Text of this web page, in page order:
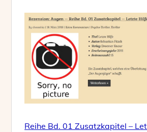
Reihe Bd. 01 Zusatzkapitel –